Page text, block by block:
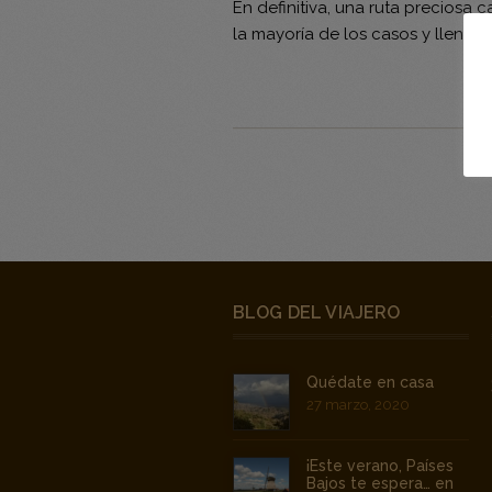
En definitiva, una ruta preciosa
la mayoría de los casos y llena
BLOG DEL VIAJERO
Quédate en casa
27 marzo, 2020
¡Este verano, Países
Bajos te espera… en